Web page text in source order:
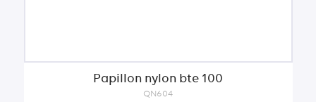
Papillon nylon bte 100
QN604